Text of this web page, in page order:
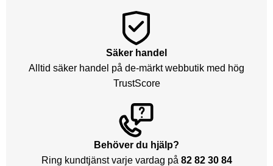
Säker handel
Alltid säker handel på de-märkt webbutik med hög
TrustScore
Behöver du hjälp?
Ring kundtjänst varje vardag på 82 82 30 84